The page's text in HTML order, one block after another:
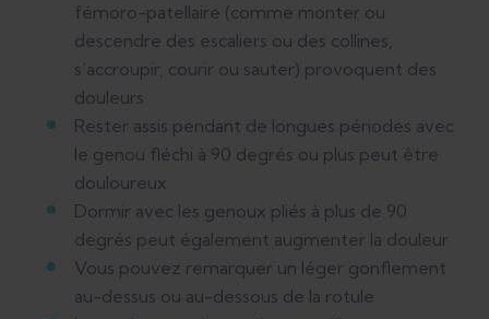
fémoro-patellaire (comme monter ou
descendre des escaliers ou des collines,
s’accroupir, courir ou sauter) provoquent des
douleurs
Rester assis pendant de longues périodes avec
le genou fléchi à 90 degrés ou plus peut être
douloureux
Dormir avec les genoux pliés à plus de 90
degrés peut également augmenter la douleur
Vous pouvez remarquer un léger gonflement
au-dessus ou au-dessous de la rotule